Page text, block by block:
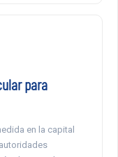
para
en la capital